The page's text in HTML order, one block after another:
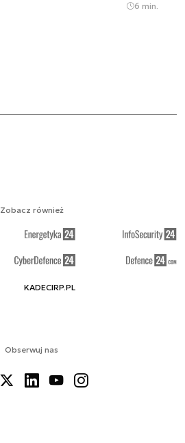
6 min.
Obserwuj nas
Zobacz również
KADECIRP.PL